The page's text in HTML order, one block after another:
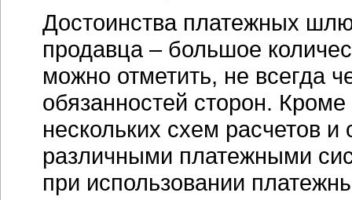
Достоинства платежных
продавца – большое
можно отметить, не всегда
обязанностей сторон.
нескольких схем расчетов
различными платежными
при использовании